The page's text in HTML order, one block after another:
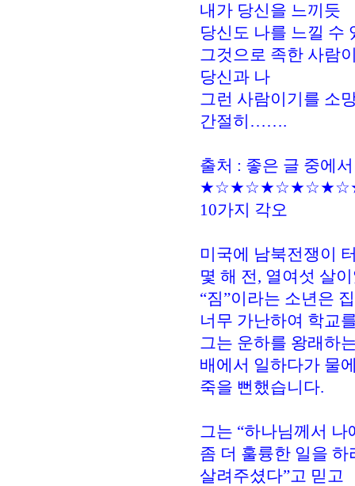
내가 당신을 느끼듯
당신도 나를 느낄 수
그것으로 족한 사람
당신과 나
그런 사람이기를 소
간절히…….
출처 : 좋은 글 중에서
10가지 각오
미국에 남북전쟁이
몇 해 전, 열여섯 살
“짐”이라는 소년은
너무 가난하여 학교
그는 운하를 왕래하
배에서 일하다가 물
죽을 뻔했습니다.
그는 “하나님께서 나
좀 더 훌륭한 일을 하
살려주셨다”고 믿고